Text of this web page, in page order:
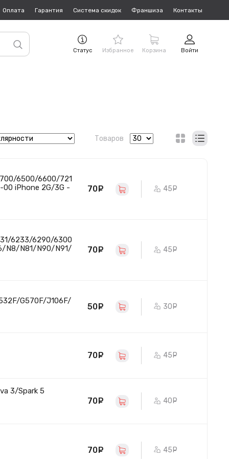
Оплата Гарантия Система скидок Франшиза Контакты
Статус Избранное Корзина Войти
Товаров
6500/6600/721
iPhone 2G/3G -
70 руб. 45
6233/6290/6300
N8/N81/N90/N91/
70 руб. 45
G570F/J106F/
50 руб. 30
70 руб. 45
3/Spark 5
70 руб. 40
70 руб. 45